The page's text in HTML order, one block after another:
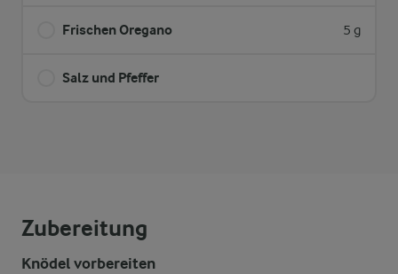
Frischen Oregano 5 g
Salz und Pfeffer
Zubereitung
Knödel vorbereiten